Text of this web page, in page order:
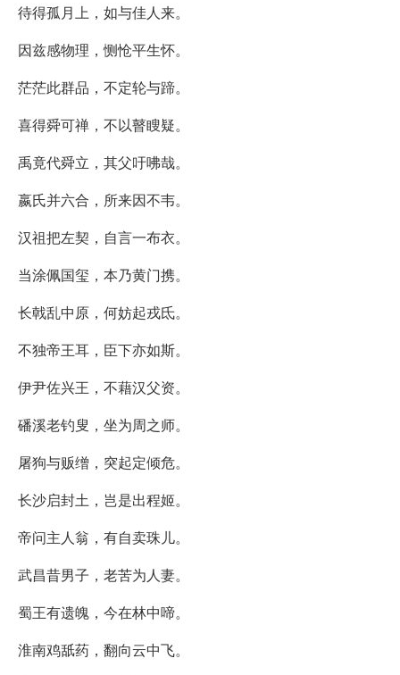
待得孤月上，如与佳人来。
因兹感物理，恻怆平生怀。
茫茫此群品，不定轮与蹄。
喜得舜可禅，不以瞽瞍疑。
禹竟代舜立，其父吁咈哉。
嬴氏并六合，所来因不韦。
汉祖把左契，自言一布衣。
当涂佩国玺，本乃黄门携。
长戟乱中原，何妨起戎氐。
不独帝王耳，臣下亦如斯。
伊尹佐兴王，不藉汉父资。
磻溪老钓叟，坐为周之师。
屠狗与贩缯，突起定倾危。
长沙启封土，岂是出程姬。
帝问主人翁，有自卖珠儿。
武昌昔男子，老苦为人妻。
蜀王有遗魄，今在林中啼。
淮南鸡舐药，翻向云中飞。